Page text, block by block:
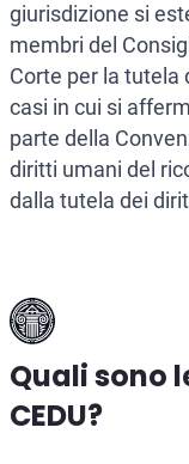
giurisdizione si
membri del
Corte per la tutela
casi in cui si
parte della
diritti umani del
dalla tutela dei
Quali sono
CEDU?